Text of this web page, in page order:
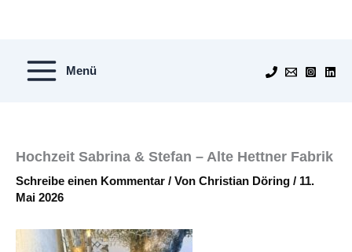
Menü
Hochzeit Sabrina & Stefan – Alte Hettner Fabrik
Schreibe einen Kommentar / Von Christian Döring / 11.
Mai 2026